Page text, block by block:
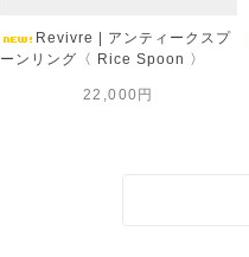
Revivre | アンティークスプ
ーンリング〈 Rice Spoon 〉
22,000円